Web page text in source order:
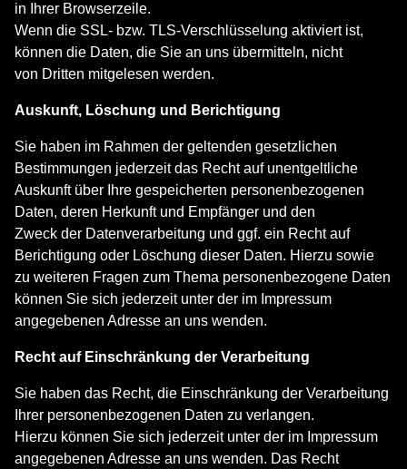
in Ihrer Browserzeile.
Wenn die SSL- bzw. TLS-Verschlüsselung aktiviert ist,
können die Daten, die Sie an uns übermitteln, nicht
von Dritten mitgelesen werden.
Auskunft, Löschung und Berichtigung
Sie haben im Rahmen der geltenden gesetzlichen
Bestimmungen jederzeit das Recht auf unentgeltliche
Auskunft über Ihre gespeicherten personenbezogenen
Daten, deren Herkunft und Empfänger und den
Zweck der Datenverarbeitung und ggf. ein Recht auf
Berichtigung oder Löschung dieser Daten. Hierzu sowie
zu weiteren Fragen zum Thema personenbezogene Daten
können Sie sich jederzeit unter der im Impressum
angegebenen Adresse an uns wenden.
Recht auf Einschränkung der Verarbeitung
Sie haben das Recht, die Einschränkung der Verarbeitung
Ihrer personenbezogenen Daten zu verlangen.
Hierzu können Sie sich jederzeit unter der im Impressum
angegebenen Adresse an uns wenden. Das Recht